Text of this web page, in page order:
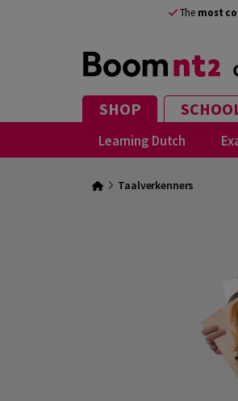
The most
SHOP
Learning Dutch
Taalverkenners